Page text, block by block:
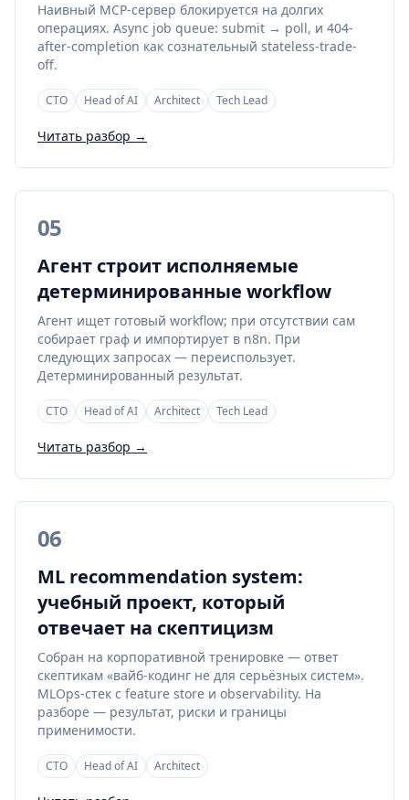
Наивный MCP-сервер блокируется на долгих
операциях. Async job queue: submit → poll, и 404-
after-completion как сознательный stateless-trade-
off.
CTO Head of AI Architect Tech Lead
Читать разбор →
05
Агент строит исполняемые
детерминированные workflow
Агент ищет готовый workflow; при отсутствии сам
собирает граф и импортирует в n8n. При
следующих запросах — переиспользует.
Детерминированный результат.
CTO Head of AI Architect Tech Lead
Читать разбор →
06
ML recommendation system:
учебный проект, который
отвечает на скептицизм
Собран на корпоративной тренировке — ответ
скептикам «вайб-кодинг не для серьёзных систем».
MLOps-стек с feature store и observability. На
разборе — результат, риски и границы
применимости.
CTO Head of AI Architect